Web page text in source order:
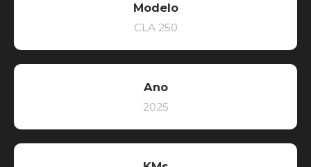
Modelo
CLA 250
Ano
2025